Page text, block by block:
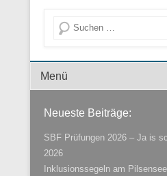
Suche
Menü der Fußzeile
Neueste Beiträge:
SBF Prüfungen 2026 – Ja is
2026
Inklusionssegeln am Pilsensee